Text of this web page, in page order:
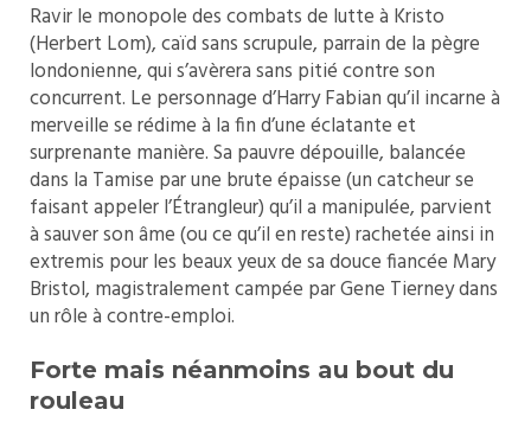
Ravir le monopole des combats de lutte à Kristo
(Herbert Lom), caïd sans scrupule, parrain de la pègre
londonienne, qui s’avèrera sans pitié contre son
concurrent. Le personnage d’Harry Fabian qu’il incarne à
merveille se rédime à la fin d’une éclatante et
surprenante manière. Sa pauvre dépouille, balancée
dans la Tamise par une brute épaisse (un catcheur se
faisant appeler l’Étrangleur) qu’il a manipulée, parvient
à sauver son âme (ou ce qu’il en reste) rachetée ainsi in
extremis pour les beaux yeux de sa douce fiancée Mary
Bristol, magistralement campée par Gene Tierney dans
un rôle à contre-emploi.
Forte mais néanmoins au bout du
rouleau